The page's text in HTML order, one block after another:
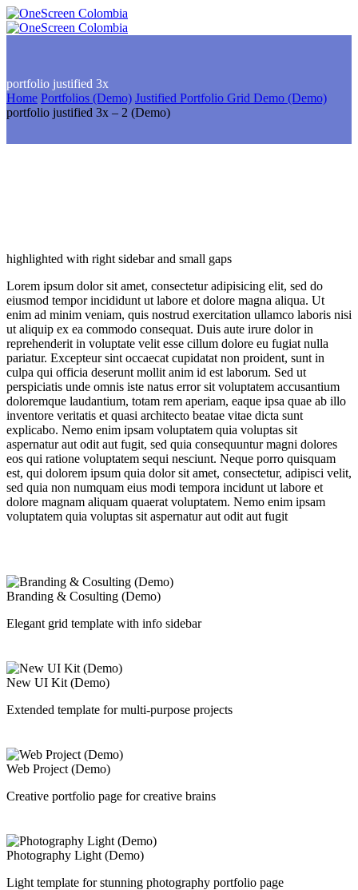
portfolio justified 3x
Home Portfolios (Demo) Justified Portfolio Grid Demo (Demo)
portfolio justified 3x – 2 (Demo)
highlighted with right sidebar and small gaps
Lorem ipsum dolor sit amet, consectetur adipisicing elit, sed do
eiusmod tempor incididunt ut labore et dolore magna aliqua. Ut
enim ad minim veniam, quis nostrud exercitation ullamco laboris nisi
ut aliquip ex ea commodo consequat. Duis aute irure dolor in
reprehenderit in voluptate velit esse cillum dolore eu fugiat nulla
pariatur. Excepteur sint occaecat cupidatat non proident, sunt in
culpa qui officia deserunt mollit anim id est laborum. Sed ut
perspiciatis unde omnis iste natus error sit voluptatem accusantium
doloremque laudantium, totam rem aperiam, eaque ipsa quae ab illo
inventore veritatis et quasi architecto beatae vitae dicta sunt
explicabo. Nemo enim ipsam voluptatem quia voluptas sit
aspernatur aut odit aut fugit, sed quia consequuntur magni dolores
eos qui ratione voluptatem sequi nesciunt. Neque porro quisquam
est, qui dolorem ipsum quia dolor sit amet, consectetur, adipisci velit,
sed quia non numquam eius modi tempora incidunt ut labore et
dolore magnam aliquam quaerat voluptatem. Nemo enim ipsam
voluptatem quia voluptas sit aspernatur aut odit aut fugit
Branding & Cosulting (Demo)
Elegant grid template with info sidebar
New UI Kit (Demo)
Extended template for multi-purpose projects
Web Project (Demo)
Creative portfolio page for creative brains
Photography Light (Demo)
Light template for stunning photography portfolio page